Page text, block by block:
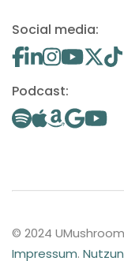
Social media:
Podcast:
© 2024
Impressum.